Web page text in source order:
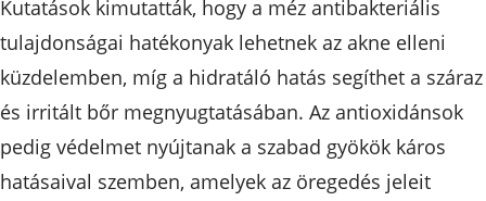
Kutatások kimutatták, hogy a méz antibakteriális
tulajdonságai hatékonyak lehetnek az akne elleni
küzdelemben, míg a hidratáló hatás segíthet a száraz
és irritált bőr megnyugtatásában. Az antioxidánsok
pedig védelmet nyújtanak a szabad gyökök káros
hatásaival szemben, amelyek az öregedés jeleit